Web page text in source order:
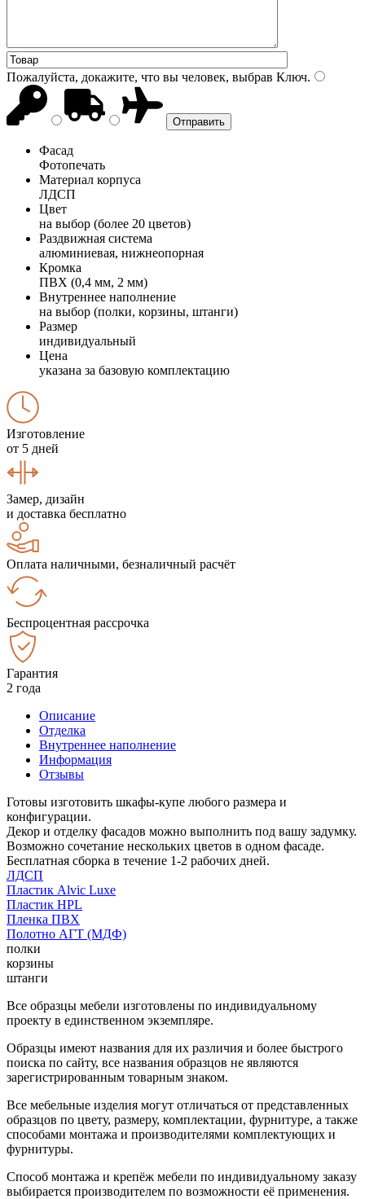
Пожалуйста, докажите, что вы человек, выбрав Ключ.
Фасад
Фотопечать
Материал корпуса
ЛДСП
Цвет
на выбор (более 20 цветов)
Раздвижная система
алюминиевая, нижнеопорная
Кромка
ПВХ (0,4 мм, 2 мм)
Внутреннее наполнение
на выбор (полки, корзины, штанги)
Размер
индивидуальный
Цена
указана за базовую комплектацию
Изготовление
от 5 дней
Замер, дизайн
и доставка бесплатно
Оплата наличными, безналичный расчёт
Беспроцентная рассрочка
Гарантия
2 года
Описание
Отделка
Внутреннее наполнение
Информация
Отзывы
Готовы изготовить шкафы-купе любого размера и
конфигурации.
Декор и отделку фасадов можно выполнить под вашу задумку.
Возможно сочетание нескольких цветов в одном фасаде.
Бесплатная сборка в течение 1-2 рабочих дней.
ЛДСП
Пластик Alvic Luxe
Пластик HPL
Пленка ПВХ
Полотно АГТ (МДФ)
полки
корзины
штанги
Все образцы мебели изготовлены по индивидуальному
проекту в единственном экземпляре.
Образцы имеют названия для их различия и более быстрого
поиска по сайту, все названия образцов не являются
зарегистрированным товарным знаком.
Все мебельные изделия могут отличаться от представленных
образцов по цвету, размеру, комплектации, фурнитуре, а также
способами монтажа и производителями комплектующих и
фурнитуры.
Способ монтажа и крепёж мебели по индивидуальному заказу
выбирается производителем по возможности её применения.